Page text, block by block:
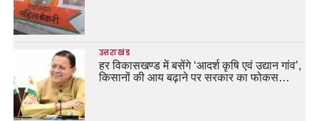
उत्तराखंड
हर विकासखण्ड में बसेंगे ‘आदर्श कृषि एवं उद्यान गांव’,
किसानों की आय बढ़ाने पर सरकार का फोकस…